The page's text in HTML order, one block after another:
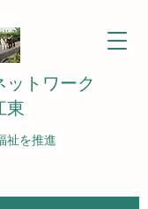
トワーク
東
祉を推進